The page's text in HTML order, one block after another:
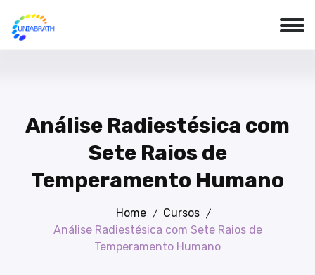
Análise Radiestésica com
Sete Raios de
Temperamento Humano
Home
Cursos
Análise Radiestésica com Sete Raios de
Temperamento Humano